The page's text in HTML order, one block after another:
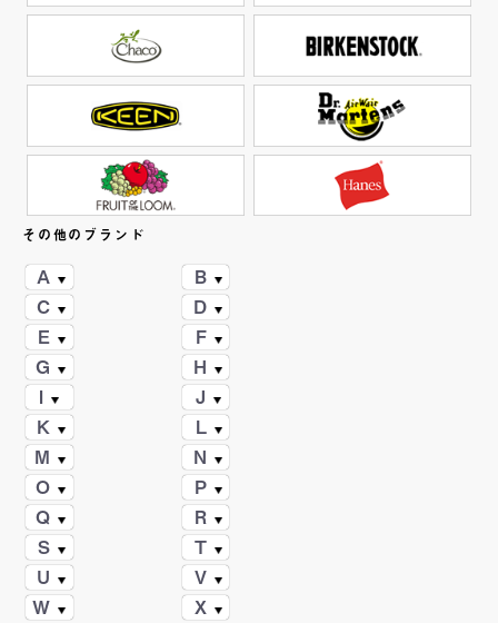
その他のブランド
A
B
C
D
E
F
G
H
J
K
M
N
O
P
Q
R
S
T
U
V
W
X